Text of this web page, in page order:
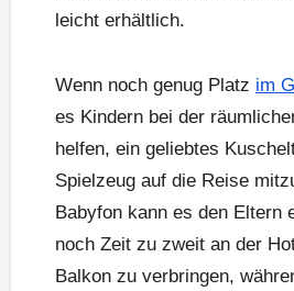
leicht erhältlich.
Wenn noch genug Platz im
es Kindern bei der
helfen, ein geliebtes
Spielzeug auf die Reise
Babyfon kann es den Eltern
noch Zeit zu zweit an der
Balkon zu verbringen,